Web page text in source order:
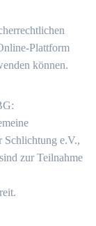
Plattform
können.
Schlichtung e.V.,
zur Teilnahme